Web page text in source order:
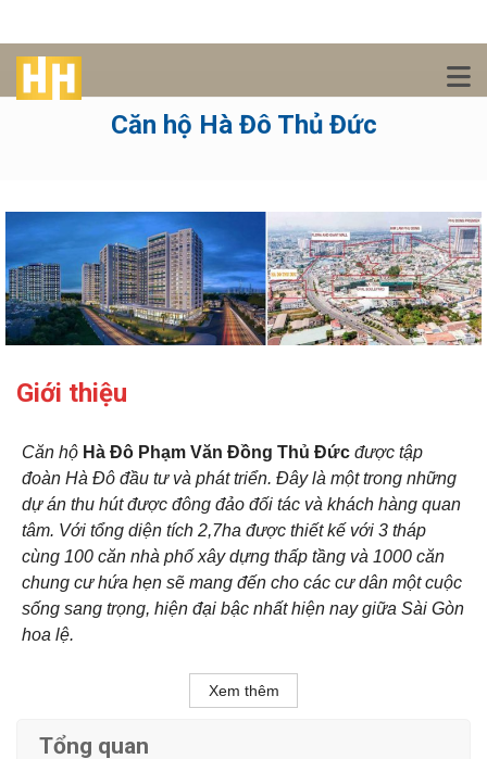
Căn hộ Hà Đô Thủ Đức
Giới thiệu
Căn hộ Hà Đô Phạm Văn Đồng Thủ Đức được tập
đoàn Hà Đô đầu tư và phát triển. Đây là một trong những
dự án thu hút được đông đảo đối tác và khách hàng quan
tâm. Với tổng diện tích 2,7ha được thiết kế với 3 tháp
cùng 100 căn nhà phố xây dựng thấp tầng và 1000 căn
chung cư hứa hẹn sẽ mang đến cho các cư dân một cuộc
sống sang trọng, hiện đại bậc nhất hiện nay giữa Sài Gòn
hoa lệ.
Xem thêm
Tổng quan